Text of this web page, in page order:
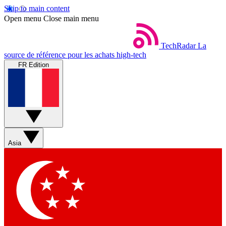
Skip to main content
Open menu Close main menu
TechRadar La
source de référence pour les achats high-tech
FR Edition
Asia